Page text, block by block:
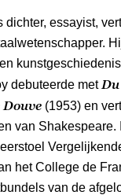
dichter, essayist,
debuteerde met
Douve (1953) en
van Shakespeare.
het College de
van de